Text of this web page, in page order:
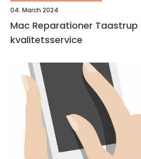
04. March 2024
Mac Reparationer
kvalitetsservice